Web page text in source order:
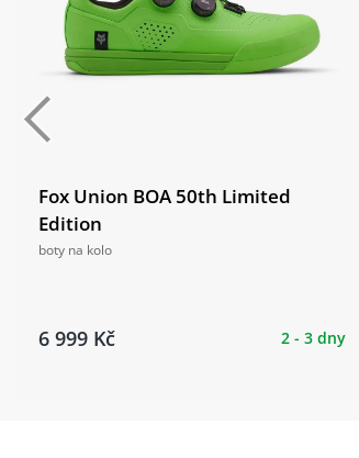
Fox Union BOA 50th Limited
Edition
boty na kolo
6 999 Kč 2 - 3 dny